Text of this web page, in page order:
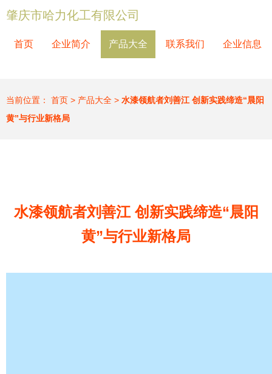
肇庆市哈力化工有限公司
首页 企业简介 产品大全 联系我们 企业信息
当前位置： 首页 > 产品大全 > 水漆领航者刘善江 创新实践缔造“晨阳
黄”与行业新格局
水漆领航者刘善江 创新实践缔造“晨阳
黄”与行业新格局